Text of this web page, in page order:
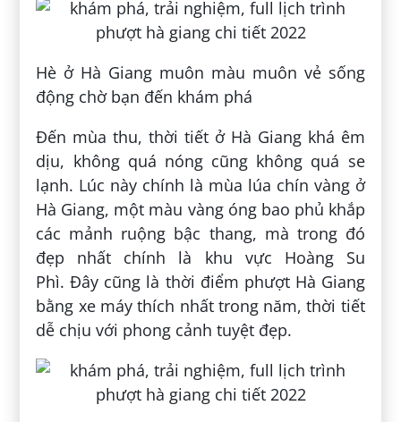
Hè ở Hà Giang muôn màu muôn vẻ sống
động chờ bạn đến khám phá
Đến mùa thu, thời tiết ở Hà Giang khá êm
dịu, không quá nóng cũng không quá se
lạnh. Lúc này chính là mùa lúa chín vàng ở
Hà Giang, một màu vàng óng bao phủ khắp
các mảnh ruộng bậc thang, mà trong đó
đẹp nhất chính là khu vực Hoàng Su
Phì. Đây cũng là thời điểm phượt Hà Giang
bằng xe máy thích nhất trong năm, thời tiết
dễ chịu với phong cảnh tuyệt đẹp.